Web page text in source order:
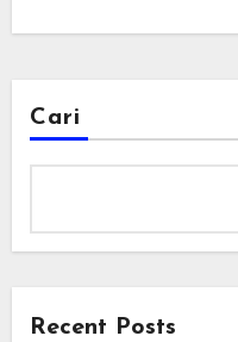
Cari
Recent Posts